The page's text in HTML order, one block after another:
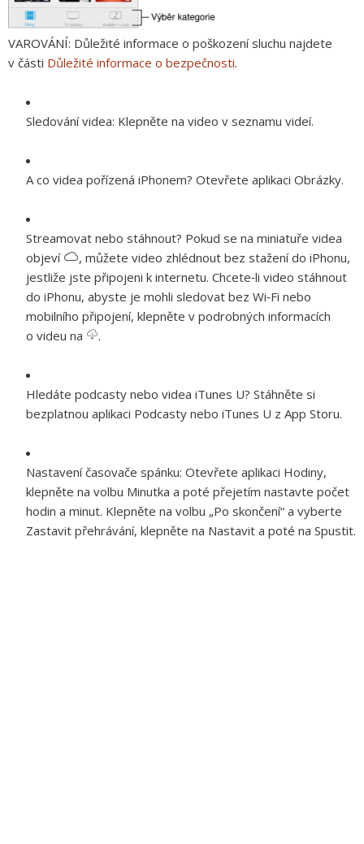
VAROVÁNÍ: Důležité informace o poškození sluchu najdete
v části Důležité informace o bezpečnosti.
Sledování videa: Klepněte na video v seznamu videí.
A co videa pořízená iPhonem? Otevřete aplikaci Obrázky.
Streamovat nebo stáhnout? Pokud se na miniatuře videa
objeví
, můžete video zhlédnout bez stažení do iPhonu,
jestliže jste připojeni k internetu. Chcete‑li video stáhnout
do iPhonu, abyste je mohli sledovat bez Wi‑Fi nebo
mobilního připojení, klepněte v podrobných informacích
o videu na
.
Hledáte podcasty nebo videa iTunes U? Stáhněte si
bezplatnou aplikaci Podcasty nebo iTunes U z App Storu.
Nastavení časovače spánku: Otevřete aplikaci Hodiny,
klepněte na volbu Minutka a poté přejetím nastavte počet
hodin a minut. Klepněte na volbu „Po skončení“ a vyberte
Zastavit přehrávání, klepněte na Nastavit a poté na Spustit.